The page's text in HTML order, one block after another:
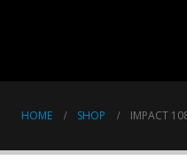
HOME SHOP IMPACT